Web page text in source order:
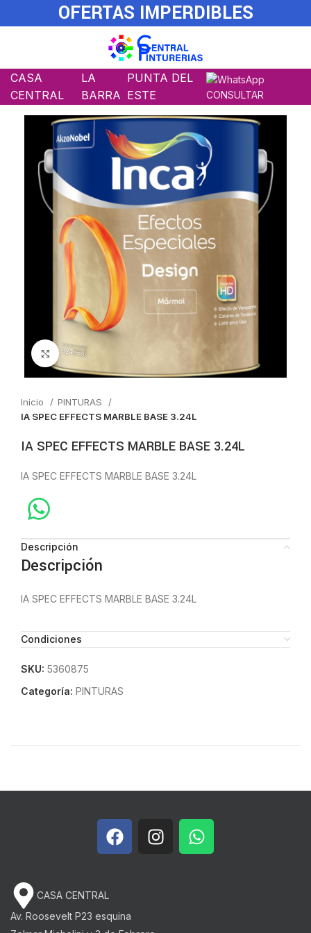
OFERTAS IMPERDIBLES
CASA
CENTRAL
LA
BARRA
PUNTA DEL
ESTE
CONSULTAR
Click to enlarge
Inicio
PINTURAS
IA SPEC EFFECTS MARBLE BASE 3.24L
IA SPEC EFFECTS MARBLE BASE 3.24L
IA SPEC EFFECTS MARBLE BASE 3.24L
Descripción
Descripción
IA SPEC EFFECTS MARBLE BASE 3.24L
Condiciones
SKU: 5360875
Categoría: PINTURAS
CASA CENTRAL
Av. Roosevelt P23 esquina